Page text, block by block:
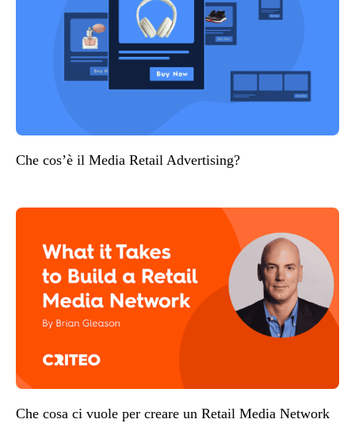
Che cos’è il Media Retail Advertising?
Che cosa ci vuole per creare un Retail Media Network